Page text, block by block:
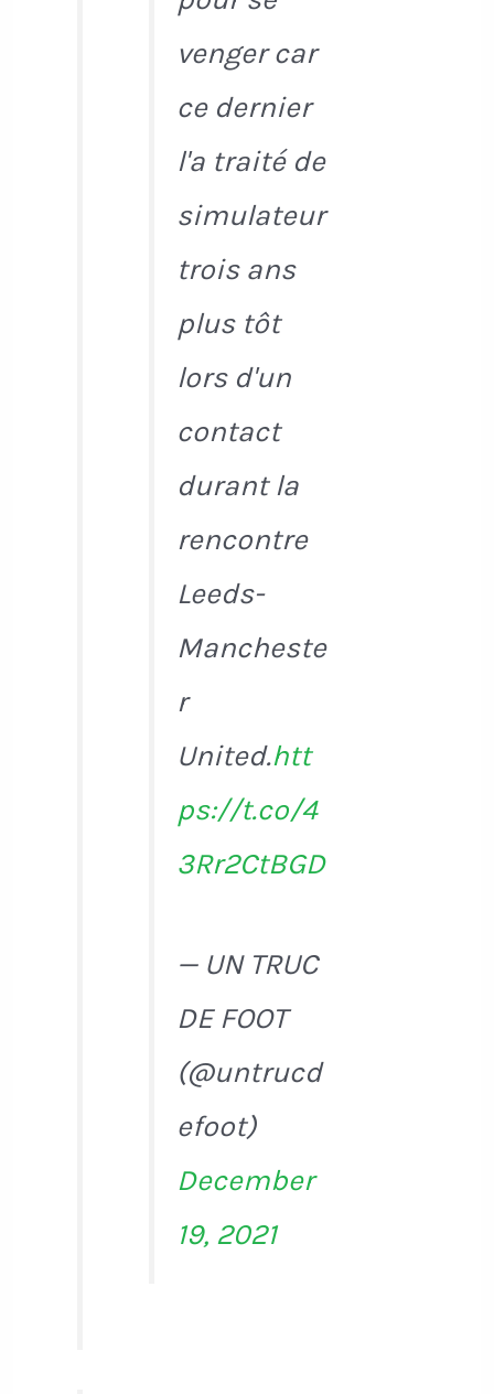
venger car
ce dernier
l'a traité de
simulateur
trois ans
plus tôt
lors d'un
contact
durant la
rencontre
Leeds-
Mancheste
r
United.htt
ps://t.co/4
3Rr2CtBGD
— UN TRUC
DE FOOT
(@untrucd
efoot)
December
19, 2021